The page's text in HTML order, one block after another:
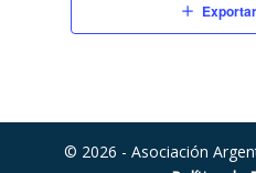
© 2026 - Asociación